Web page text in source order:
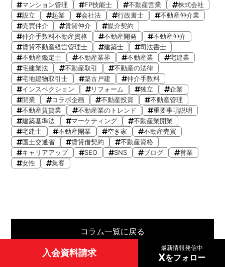
マンション管理
FP技能士 不動産営業
株式会社
設立
起業 会社法 行政書士
不動産仲介業
売買仲介
賃貸仲介
媒介契約
仲介手数料不動産資格
不動産開発
不動産仲介
賃貸不動産経営管理士
建築士
司法書士
不動産鑑定士
不動産業界 不動産業
宅建業
宅建業法
不動産取引
不動産の法律
宅地建物取引士
築古戸建
仲介手数料
インスペクション
リフォーム 独立
企業
開業
コラボ企画 不動産投資
不動産管理
不動産賃貸業
不動産業のトレンド
重要事項説明
建築基準法
マーケティング
不動産業開業
宅建士
不動産開業 空き家
不動産売買
国土交通省
賃貸借契約
不動産資格
キャリアアップ
SEO SNS ブログ
営業
女性
集客
コラム一覧に戻る
入会資料請求 最新情報発信中
Xをフォロー